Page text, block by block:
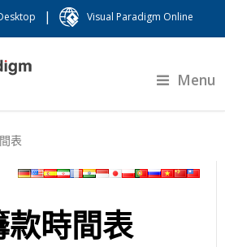
| Visual Paradigm Online
Menu
表
時間表